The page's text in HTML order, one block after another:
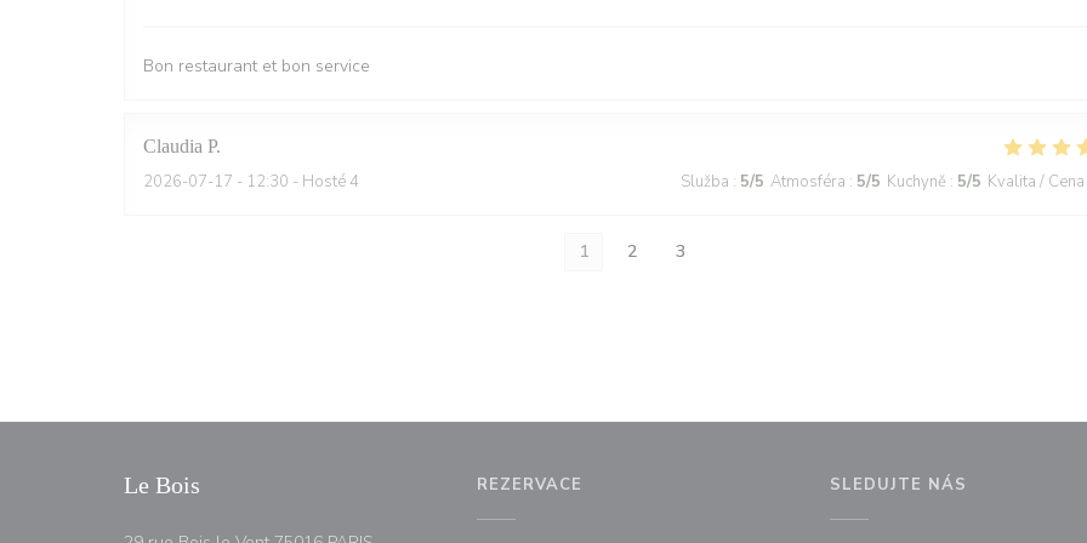
Bon restaurant et bon service
Claudia P
2026-07-17 - 12:30 - Hosté 4 Služba : 5/5 Atmosféra : 5/5 Kuchyně : 5/5 Kvalita / Cena
1 2 3
Le Bois REZERVACE SLEDUJTE NÁS